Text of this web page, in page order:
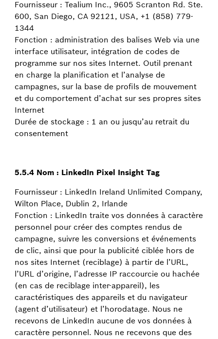
Fournisseur : Tealium Inc., 9605 Scranton Rd. Ste.
600, San Diego, CA 92121, USA, +1 (858) 779-
1344
Fonction : administration des balises Web via une
interface utilisateur, intégration de codes de
programme sur nos sites Internet. Outil prenant
en charge la planification et l’analyse de
campagnes, sur la base de profils de mouvement
et du comportement d’achat sur ses propres sites
Internet
Durée de stockage : 1 an ou jusqu’au retrait du
consentement
5.5.4 Nom : LinkedIn Pixel Insight Tag
Fournisseur : LinkedIn Ireland Unlimited Company,
Wilton Place, Dublin 2, Irlande
Fonction : LinkedIn traite vos données à caractère
personnel pour créer des comptes rendus de
campagne, suivre les conversions et événements
de clic, ainsi que pour la publicité ciblée hors de
nos sites Internet (reciblage) à partir de l’URL,
l’URL d’origine, l’adresse IP raccourcie ou hachée
(en cas de reciblage inter-appareil), les
caractéristiques des appareils et du navigateur
(agent d’utilisateur) et l’horodatage. Nous ne
recevons de LinkedIn aucune de vos données à
caractère personnel. Nous ne recevons que des